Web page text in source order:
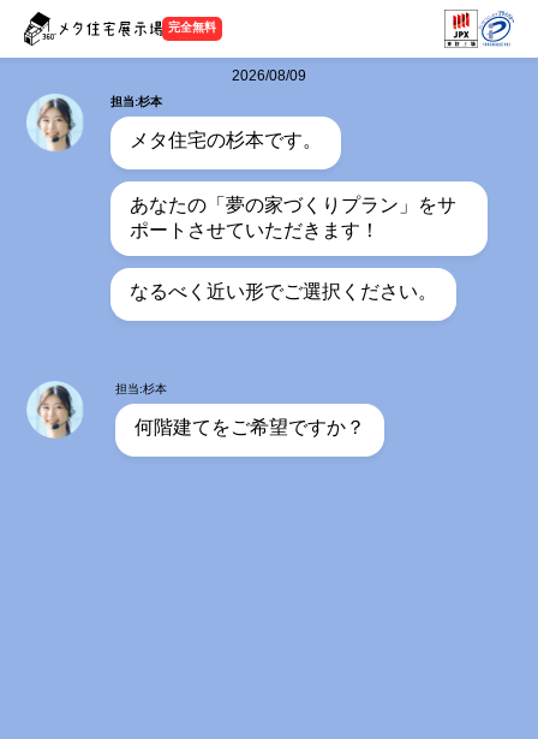
完全無料
2026/08/09
担当:杉本
メタ住宅の杉本です。
あなたの「夢の家づくりプラン」をサ
ポートさせていただきます！
なるべく近い形でご選択ください。
担当:杉本
何階建てをご希望ですか？